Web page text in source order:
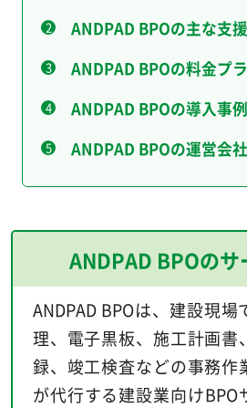
ANDPAD BPOの主な支
ANDPAD BPOの料金プ
ANDPAD BPOの導入事
ANDPAD BPOの運営会
ANDPAD BPOのサ
ANDPAD BPOは、建設現
理、電子黒板、施工計画書
録、竣工検査などの事務作
が代行する建設業向けBPO